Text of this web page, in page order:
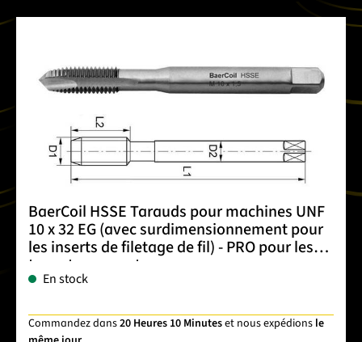
BaerCoil HSSE Tarauds pour machines UNF
10 x 32 EG (avec surdimensionnement pour
les inserts de filetage de fil) - PRO pour les
trous traversants
En stock
Commandez dans20 Heures 10 Minuteset nous expédions le